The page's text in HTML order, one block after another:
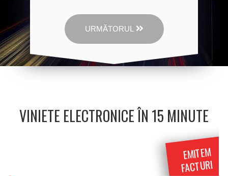
URMĂTORUL
VINIETE ELECTRONICE ÎN 15 MINUTE
EMITEM
FACTURI